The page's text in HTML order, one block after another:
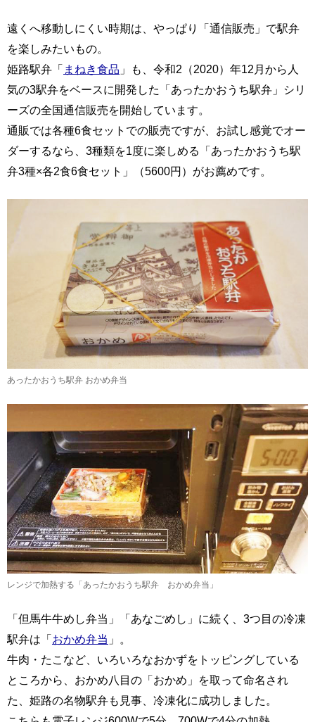
遠くへ移動しにくい時期は、やっぱり「通信販売」で駅弁
を楽しみたいもの。
姫路駅弁「 まねき食品 」も、令和2（2020）年12月から人
気の3駅弁をベースに開発した「あったかおうち駅弁」シリ
ーズの全国通信販売を開始しています。
通販では各種6食セットでの販売ですが、お試し感覚でオー
ダーするなら、3種類を1度に楽しめる「あったかおうち駅
弁3種×各2食6食セット」（5600円）がお薦めです。
あったかおうち駅弁 おかめ弁当
レンジで加熱する「あったかおうち駅弁 おかめ弁当」
「但馬牛牛めし弁当」「あなごめし」に続く、3つ目の冷凍
駅弁は「おかめ弁当 」。
牛肉・たこなど、いろいろなおかずをトッピングしている
ところから、おかめ八目の「おかめ」を取って命名され
た、姫路の名物駅弁も見事、冷凍化に成功しました。